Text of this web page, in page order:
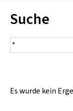
Inhalt:
Suche
Suchergebnis
Es wurde kein